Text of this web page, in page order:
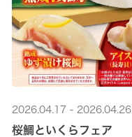
2026.04.17 - 2026.04.26
桜鯛といくらフェア